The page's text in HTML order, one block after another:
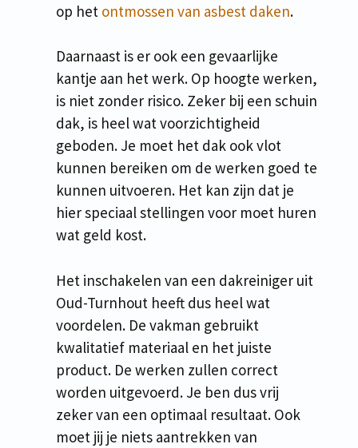
op het ontmossen van asbest daken.
Daarnaast is er ook een gevaarlijke
kantje aan het werk. Op hoogte werken,
is niet zonder risico. Zeker bij een schuin
dak, is heel wat voorzichtigheid
geboden. Je moet het dak ook vlot
kunnen bereiken om de werken goed te
kunnen uitvoeren. Het kan zijn dat je
hier speciaal stellingen voor moet huren
wat geld kost.
Het inschakelen van een dakreiniger uit
Oud-Turnhout heeft dus heel wat
voordelen. De vakman gebruikt
kwalitatief materiaal en het juiste
product. De werken zullen correct
worden uitgevoerd. Je ben dus vrij
zeker van een optimaal resultaat. Ook
moet jij je niets aantrekken van